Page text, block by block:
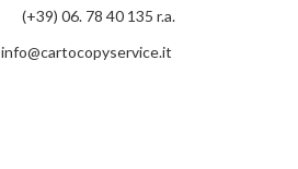
(+39) 06. 78 40 135 r.a.
info@cartocopyservice.it